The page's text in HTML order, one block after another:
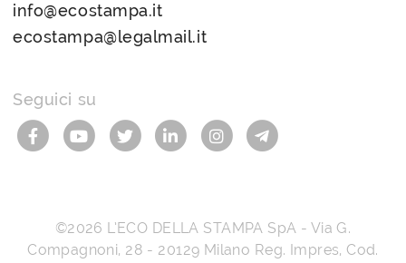
info@ecostampa.it
ecostampa@legalmail.it
Seguici su
©2026 L’ECO DELLA STAMPA SpA - Via G.
Compagnoni, 28 - 20129 Milano Reg. Impres, Cod.